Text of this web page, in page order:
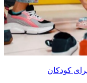
کودکان